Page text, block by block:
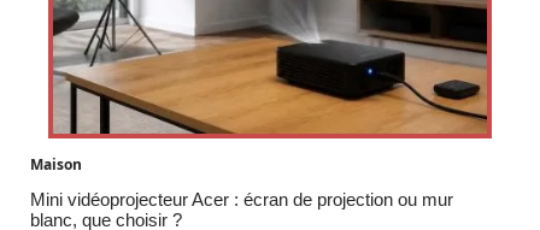
Maison
Mini vidéoprojecteur Acer : écran de projection ou mur
blanc, que choisir ?